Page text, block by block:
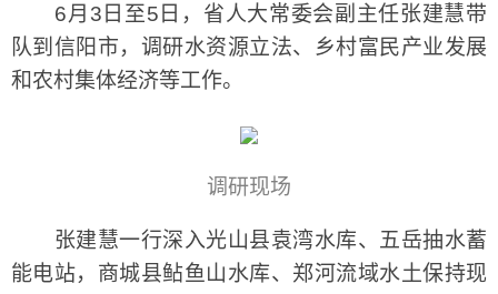
6月3日至5日，省人大常委会副主任张建慧带
队到信阳市，调研水资源立法、乡村富民产业发展
和农村集体经济等工作。
调研现场
张建慧一行深入光山县袁湾水库、五岳抽水蓄
能电站，商城县鲇鱼山水库、郑河流域水土保持现